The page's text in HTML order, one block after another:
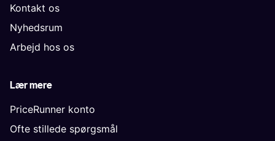
Kontakt os
Nyhedsrum
Arbejd hos os
Lær mere
PriceRunner konto
Ofte stillede spørgsmål